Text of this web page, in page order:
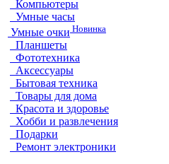
Компьютеры
Умные часы
Умные очки Новинка
Планшеты
Фототехника
Аксессуары
Бытовая техника
Товары для дома
Красота и здоровье
Хобби и развлечения
Подарки
Ремонт электроники